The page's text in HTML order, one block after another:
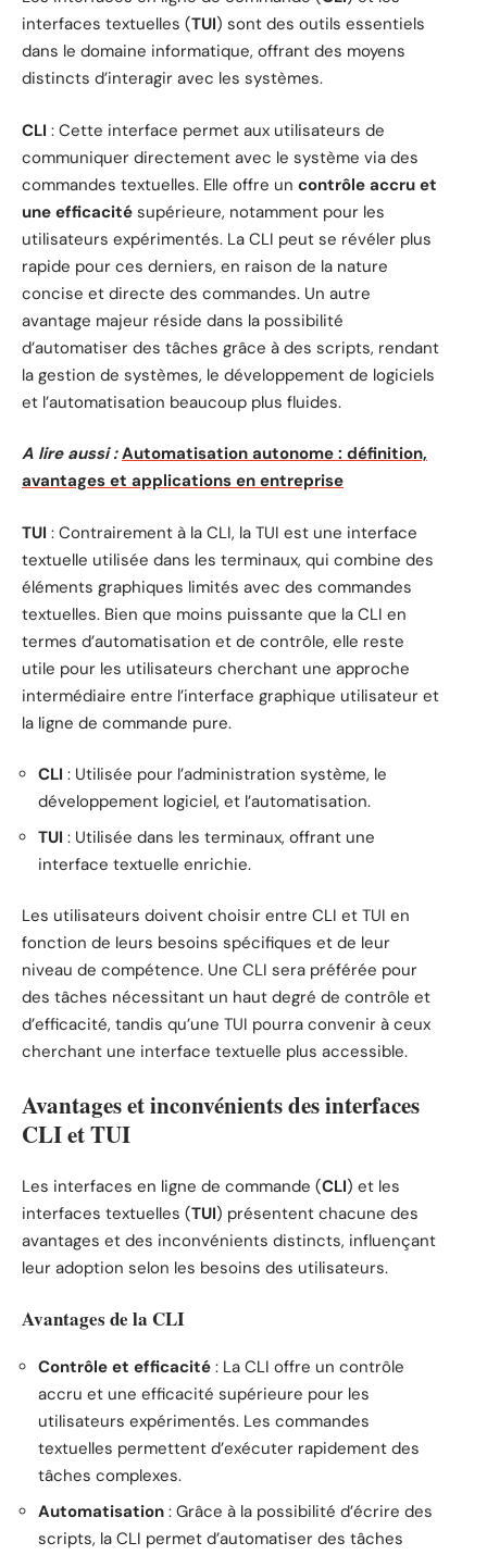
interfaces textuelles (TUI) sont des outils essentiels
dans le domaine informatique, offrant des moyens
distincts d’interagir avec les systèmes.
CLI : Cette interface permet aux utilisateurs de
communiquer directement avec le système via des
commandes textuelles. Elle offre un contrôle accru et
une efficacité supérieure, notamment pour les
utilisateurs expérimentés. La CLI peut se révéler plus
rapide pour ces derniers, en raison de la nature
concise et directe des commandes. Un autre
avantage majeur réside dans la possibilité
d’automatiser des tâches grâce à des scripts, rendant
la gestion de systèmes, le développement de logiciels
et l’automatisation beaucoup plus fluides.
A lire aussi : Automatisation autonome : définition,
avantages et applications en entreprise
TUI : Contrairement à la CLI, la TUI est une interface
textuelle utilisée dans les terminaux, qui combine des
éléments graphiques limités avec des commandes
textuelles. Bien que moins puissante que la CLI en
termes d’automatisation et de contrôle, elle reste
utile pour les utilisateurs cherchant une approche
intermédiaire entre l’interface graphique utilisateur et
la ligne de commande pure.
CLI : Utilisée pour l’administration système, le
développement logiciel, et l’automatisation.
TUI : Utilisée dans les terminaux, offrant une
interface textuelle enrichie.
Les utilisateurs doivent choisir entre CLI et TUI en
fonction de leurs besoins spécifiques et de leur
niveau de compétence. Une CLI sera préférée pour
des tâches nécessitant un haut degré de contrôle et
d’efficacité, tandis qu’une TUI pourra convenir à ceux
cherchant une interface textuelle plus accessible.
Avantages et inconvénients des interfaces
CLI et TUI
Les interfaces en ligne de commande (CLI) et les
interfaces textuelles (TUI) présentent chacune des
avantages et des inconvénients distincts, influençant
leur adoption selon les besoins des utilisateurs.
Avantages de la CLI
Contrôle et efficacité : La CLI offre un contrôle
accru et une efficacité supérieure pour les
utilisateurs expérimentés. Les commandes
textuelles permettent d’exécuter rapidement des
tâches complexes.
Automatisation : Grâce à la possibilité d’écrire des
scripts, la CLI permet d’automatiser des tâches